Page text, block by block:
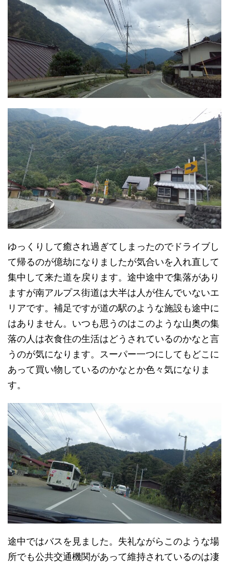
ゆっくりして癒され過ぎてしまったのでドライブし
て帰るのが億劫になりましたが気合いを入れ直して
集中して来た道を戻ります。途中途中で集落があり
ますが南アルプス街道は大半は人が住んでいないエ
リアです。補足ですが道の駅のような施設も途中に
はありません。いつも思うのはこのような山奥の集
落の人は衣食住の生活はどうされているのかなと言
うのが気になります。スーパー一つにしてもどこに
あって買い物しているのかなとか色々気になりま
す。
途中ではバスを見ました。失礼ながらこのような場
所でも公共交通機関があって維持されているのは凄